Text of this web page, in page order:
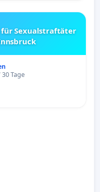
Sexualstraftäter
Tage